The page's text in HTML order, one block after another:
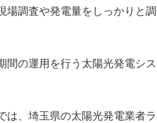
場調査や発電量をしっかりと
間の運用を行う太陽光発電シ
は、埼玉県の太陽光発電業者